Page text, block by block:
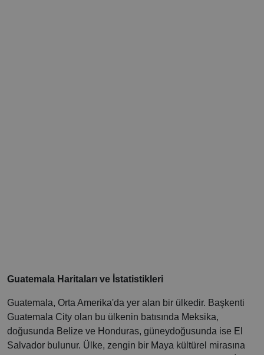
Guatemala Haritaları ve İstatistikleri
Guatemala, Orta Amerika'da yer alan bir ülkedir. Başkenti
Guatemala City olan bu ülkenin batısında Meksika,
doğusunda Belize ve Honduras, güneydoğusunda ise El
Salvador bulunur. Ülke, zengin bir Maya kültürel mirasına